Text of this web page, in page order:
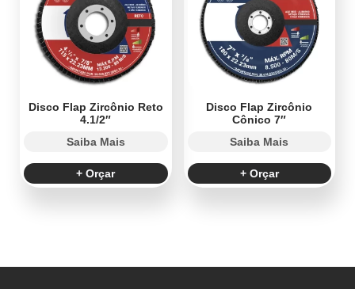
Disco Flap Zircônio Reto
4.1/2″
Saiba Mais
+ Orçar
Disco Flap Zircônio
Cônico 7″
Saiba Mais
+ Orçar